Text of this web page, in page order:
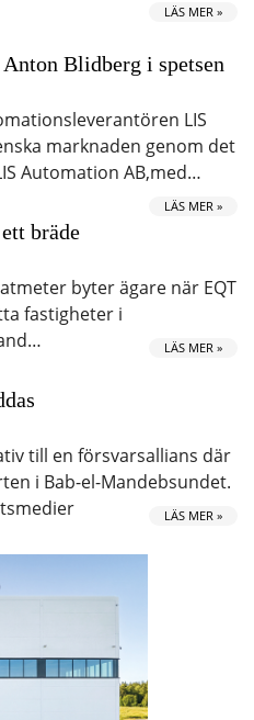
LÄS MER »
Blidberg i spetsen
LIS
marknaden genom det
Automation AB,med…
LÄS MER »
bräde
byter ägare när EQT
fastigheter i
LÄS MER »
till en försvarsallians där
i Bab-el-Mandebsundet.
LÄS MER »